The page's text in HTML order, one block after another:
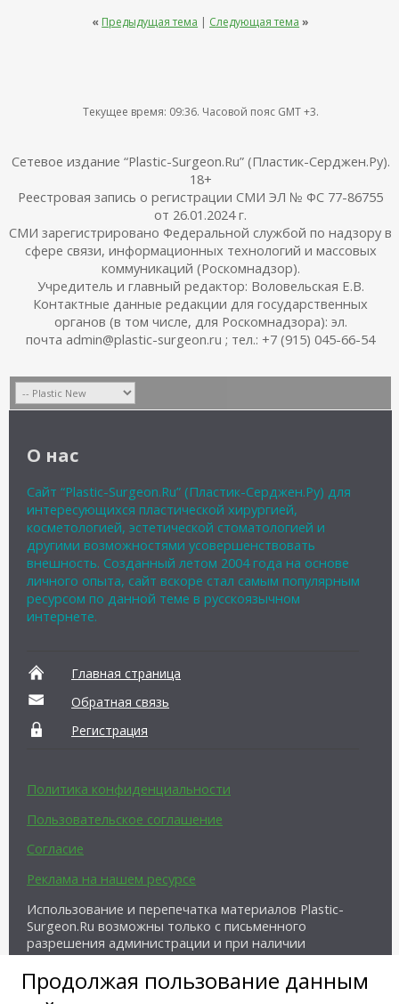
Продолжая пользование данным
« Предыдущая тема | Следующая тема »
Текущее время: 09:36. Часовой пояс GMT +3.
Сетевое издание “Plastic-Surgeon.Ru” (Пластик-Серджен.Ру).
18+
Реестровая запись о регистрации СМИ ЭЛ № ФС 77-86755
от 26.01.2024 г.
СМИ зарегистрировано Федеральной службой по надзору в
сфере связи, информационных технологий и массовых
коммуникаций (Роскомнадзор).
Учредитель и главный редактор: Воловельская Е.В.
Контактные данные редакции для государственных
органов (в том числе, для Роскомнадзора): эл.
почта admin@plastic-surgeon.ru ; тел.: +7 (915) 045-66-54
О нас
Сайт “Plastic-Surgeon.Ru” (Пластик-Серджен.Ру) для
интересующихся пластической хирургией,
косметологией, эстетической стоматологией и
другими возможностями усовершенствовать
внешность. Созданный летом 2004 года на основе
личного опыта, сайт вскоре стал самым популярным
ресурсом по данной теме в русскоязычном
интернете.
Главная страница
Обратная связь
Регистрация
Политика конфиденциальности
Пользовательское соглашение
Согласие
Реклама на нашем ресурсе
Использование и перепечатка материалов Plastic-
Surgeon.Ru возможны только с письменного
разрешения администрации и при наличии
активной ссылки на источник.